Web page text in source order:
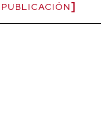
PUBLICACIÓN